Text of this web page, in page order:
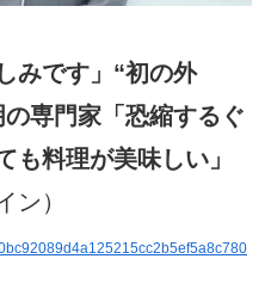
みです」“初の外
専門家「恐縮するぐ
も料理が美味しい」
ン）